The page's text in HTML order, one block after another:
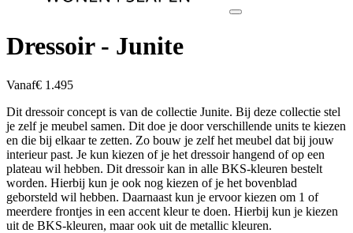
Dressoir - Junite
Vanaf€ 1.495
Dit dressoir concept is van de collectie Junite. Bij deze collectie stel
je zelf je meubel samen. Dit doe je door verschillende units te kiezen
en die bij elkaar te zetten. Zo bouw je zelf het meubel dat bij jouw
interieur past. Je kun kiezen of je het dressoir hangend of op een
plateau wil hebben. Dit dressoir kan in alle BKS-kleuren bestelt
worden. Hierbij kun je ook nog kiezen of je het bovenblad
geborsteld wil hebben. Daarnaast kun je ervoor kiezen om 1 of
meerdere frontjes in een accent kleur te doen. Hierbij kun je kiezen
uit de BKS-kleuren, maar ook uit de metallic kleuren.